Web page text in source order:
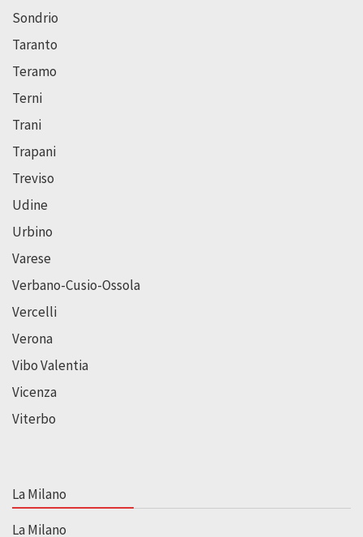
Sondrio
Taranto
Teramo
Terni
Trani
Trapani
Treviso
Udine
Urbino
Varese
Verbano-Cusio-Ossola
Vercelli
Verona
Vibo Valentia
Vicenza
Viterbo
La Milano
La Milano